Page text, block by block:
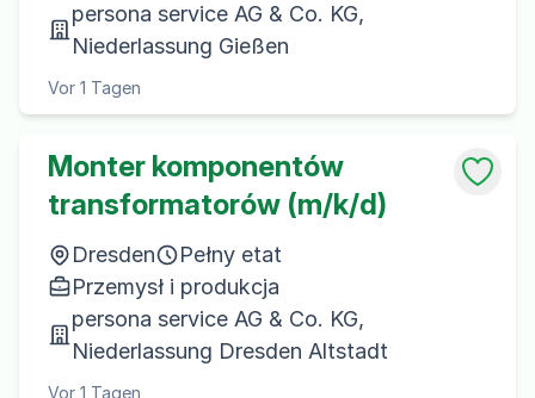
persona service AG & Co. KG,
Niederlassung Gießen
Vor 1 Tagen
Monter komponentów
transformatorów (m/k/d)
Dresden
Pełny etat
Przemysł i produkcja
persona service AG & Co. KG,
Niederlassung Dresden Altstadt
Vor 1 Tagen